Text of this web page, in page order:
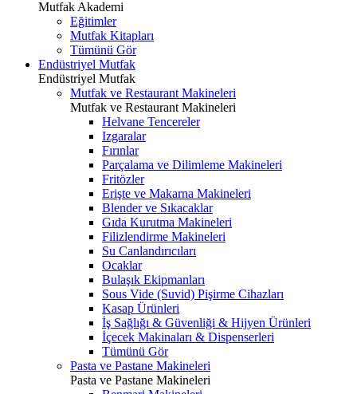
Mutfak Akademi
Eğitimler
Mutfak Kitapları
Tümünü Gör
Endüstriyel Mutfak
Endüstriyel Mutfak
Mutfak ve Restaurant Makineleri
Mutfak ve Restaurant Makineleri
Helvane Tencereler
Izgaralar
Fırınlar
Parçalama ve Dilimleme Makineleri
Fritözler
Erişte ve Makarna Makineleri
Blender ve Sıkacaklar
Gıda Kurutma Makineleri
Filizlendirme Makineleri
Su Canlandırıcıları
Ocaklar
Bulaşık Ekipmanları
Sous Vide (Suvid) Pişirme Cihazları
Kasap Ürünleri
İş Sağlığı & Güvenliği & Hijyen Ürünleri
İçecek Makinaları & Dispenserleri
Tümünü Gör
Pasta ve Pastane Makineleri
Pasta ve Pastane Makineleri